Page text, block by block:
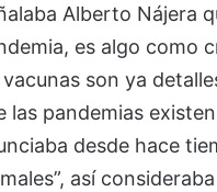
Alberto Nájera
es algo como
vacunas son ya
las pandemias
desde hace
así